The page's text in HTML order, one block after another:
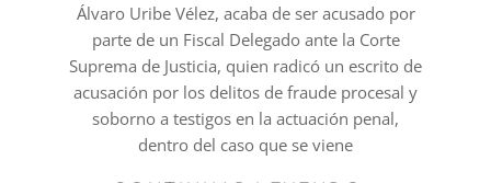
Álvaro Uribe Vélez, acaba de ser acusado por
parte de un Fiscal Delegado ante la Corte
Suprema de Justicia, quien radicó un escrito de
acusación por los delitos de fraude procesal y
soborno a testigos en la actuación penal,
dentro del caso que se viene